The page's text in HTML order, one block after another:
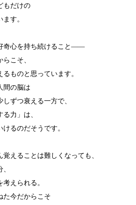
もだけの
す。
奇心を持ち続けること――
こそ、
ものと思っています。
間の脳は
ずつ衰える一方で、
る力」は、
るのだそうです。
えることは難しくなっても、
えられる。
た今だからこそ